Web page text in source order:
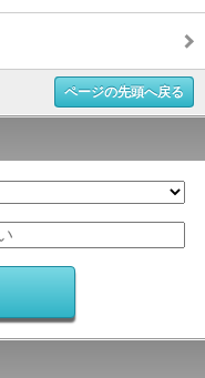
ページの先頭へ戻る